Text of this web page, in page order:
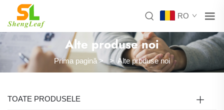
RO
Alte produse noi
Prima pagină> > Alte produse noi
TOATE PRODUSELE